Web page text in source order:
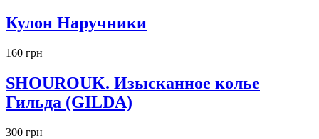
Кулон Наручники
160 грн
SHOUROUK. Изысканное колье
Гильда (GILDA)
300 грн